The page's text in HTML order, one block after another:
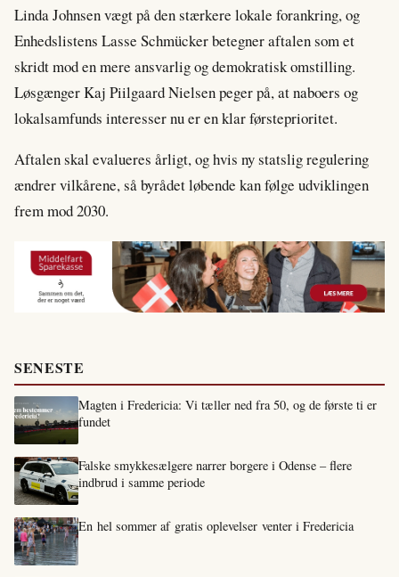
Linda Johnsen vægt på den stærkere lokale forankring, og
Enhedslistens Lasse Schmücker betegner aftalen som et
skridt mod en mere ansvarlig og demokratisk omstilling.
Løsgænger Kaj Piilgaard Nielsen peger på, at naboers og
lokalsamfunds interesser nu er en klar førsteprioritet.
Aftalen skal evalueres årligt, og hvis ny statslig regulering
ændrer vilkårene, så byrådet løbende kan følge udviklingen
frem mod 2030.
SENESTE
Magten i Fredericia: Vi tæller ned fra 50, og de første ti er
fundet
Falske smykkesælgere narrer borgere i Odense – flere
indbrud i samme periode
En hel sommer af gratis oplevelser venter i Fredericia